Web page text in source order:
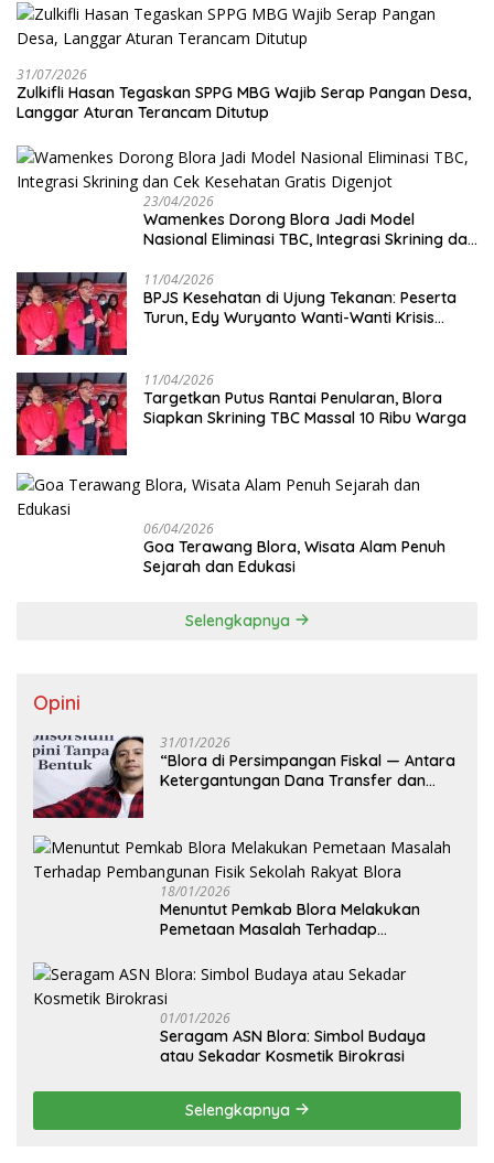
31/07/2026
Zulkifli Hasan Tegaskan SPPG MBG Wajib Serap Pangan Desa,
Langgar Aturan Terancam Ditutup
23/04/2026
Wamenkes Dorong Blora Jadi Model
Nasional Eliminasi TBC, Integrasi Skrining dan
11/04/2026
BPJS Kesehatan di Ujung Tekanan: Peserta
Turun, Edy Wuryanto Wanti-Wanti Krisis
11/04/2026
‎Targetkan Putus Rantai Penularan, Blora
Siapkan Skrining TBC Massal 10 Ribu Warga
06/04/2026
Goa Terawang Blora, Wisata Alam Penuh
Sejarah dan Edukasi
Selengkapnya
Opini
31/01/2026
‎“Blora di Persimpangan Fiskal — Antara
Ketergantungan Dana Transfer dan
18/01/2026
‎Menuntut Pemkab Blora Melakukan
Pemetaan Masalah Terhadap
Blora
01/01/2026
‎Seragam ASN Blora: Simbol Budaya
atau Sekadar Kosmetik Birokrasi
Selengkapnya